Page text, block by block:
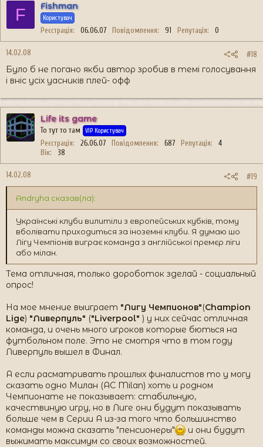
F Fishman
Користувач
Реєстрація 06.06.07 Повідомлення 91 Репутація 0
14.02.08 #18
Було б не погано якби автор зробив в темі голосування
і вніс усіх уасників плей- офф
Life its game
То тут то там VIP Користувач
Реєстрація 26.06.07 Повідомлення 687 Репутація
4
Вік
38
14.02.08 #19
Andryha сказав(ла):
Українські клуби вилитіли з европейських кубків, тому
вболівати приходиться за іноземні клуби. Я думаю шо
Лігу Чемпіонів виграє команда з англійської премєр ліги
або мілан.
Тема отличная, только дороботок зделай - социальный
опрос!
На мое мнение выиграет "Лигу Чемпионов"(Champion
Lige) "Ливерпуль" ("Liverpool" ) у них сейчас отличная
команда, и очень много игроков которые бються на
футбольном поле. Это не смотря что в том году
Ливерпуль вышел в Финал.
А если расматривать прошлых финалистов то у могу
сказать одно Милан (AC Milan) хоть и родном
Чемпионате не показывает: стабильную,
качествиную игру, но в Лиге они будут показывать
больше чем в Серии А из-за того что большинство
команды можна сказать "пенсионеры"
и они будут
выжимать максимум со своих возможностей.